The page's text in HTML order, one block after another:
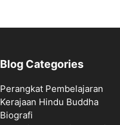
Blog Categories
Perangkat Pembelajaran
Kerajaan Hindu Buddha
Biografi